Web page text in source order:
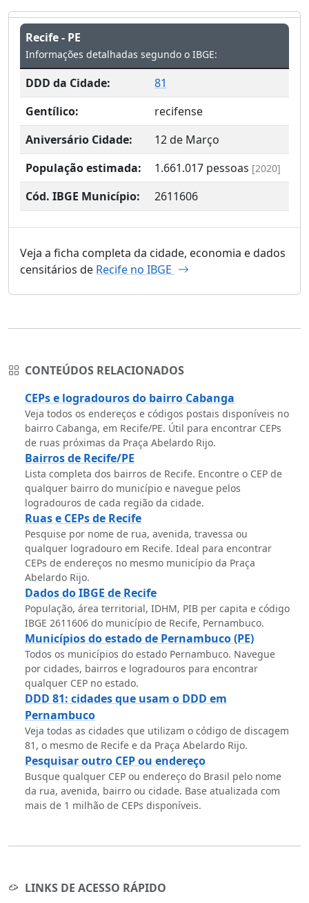
Recife - PE
Informações detalhadas segundo o IBGE:
DDD da Cidade:
81
Gentílico:
recifense
Aniversário Cidade:
12 de Março
População estimada:
1.661.017 pessoas [2020]
Cód. IBGE Município: 2611606
Veja a ficha completa da cidade, economia e dados
censitários de Recife no IBGE
CONTEÚDOS RELACIONADOS
CEPs e logradouros do bairro Cabanga
Veja todos os endereços e códigos postais disponíveis no
bairro Cabanga, em Recife/PE. Útil para encontrar CEPs
de ruas próximas da Praça Abelardo Rijo.
Bairros de Recife/PE
Lista completa dos bairros de Recife. Encontre o CEP de
qualquer bairro do município e navegue pelos
logradouros de cada região da cidade.
Ruas e CEPs de Recife
Pesquise por nome de rua, avenida, travessa ou
qualquer logradouro em Recife. Ideal para encontrar
CEPs de endereços no mesmo município da Praça
Abelardo Rijo.
Dados do IBGE de Recife
População, área territorial, IDHM, PIB per capita e código
IBGE 2611606 do município de Recife, Pernambuco.
Municípios do estado de Pernambuco (PE)
Todos os municípios do estado Pernambuco. Navegue
por cidades, bairros e logradouros para encontrar
qualquer CEP no estado.
DDD 81: cidades que usam o DDD em
Pernambuco
Veja todas as cidades que utilizam o código de discagem
81, o mesmo de Recife e da Praça Abelardo Rijo.
Pesquisar outro CEP ou endereço
Busque qualquer CEP ou endereço do Brasil pelo nome
da rua, avenida, bairro ou cidade. Base atualizada com
mais de 1 milhão de CEPs disponíveis.
LINKS DE ACESSO RÁPIDO